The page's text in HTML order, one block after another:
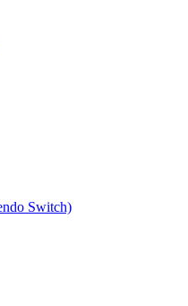
Switch)